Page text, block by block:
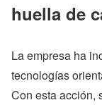
huella de
La empresa ha
tecnologías
Con esta acción,